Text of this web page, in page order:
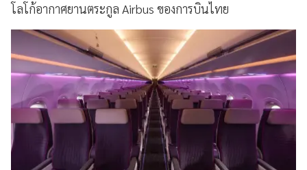
โลโก้อากาศยานตระกูล Airbus ของการบินไทย